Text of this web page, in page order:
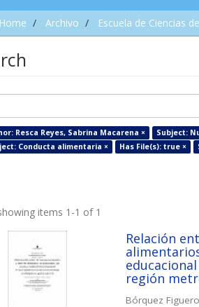
Home Archivo Escuela de Ciencias
Resca Reyes, Sabrina Macarena × Subject:
Conducta alimentaria ×
Has File(s): true ×
items 1-1 of 1
Relación
región
Bórquez